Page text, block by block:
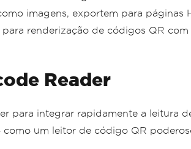
imagens, exportem para páginas
renderização de códigos QR com
Reader
para integrar rapidamente a leitura
um leitor de código QR